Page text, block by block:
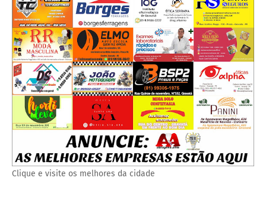
Clique e visite os melhores da cidade